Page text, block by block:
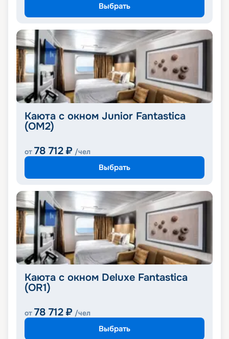
Выбрать
Каюта с окном Junior Fantastica
(OM2)
от 78 712 ₽ /чел
Выбрать
Каюта с окном Deluxe Fantastica
(OR1)
от 78 712 ₽ /чел
Выбрать